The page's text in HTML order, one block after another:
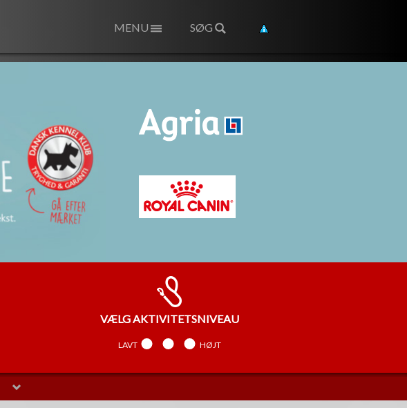
SØG
MENU
VÆLGAKTIVITETSNIVEAU
LAVT MELLEM HØJT